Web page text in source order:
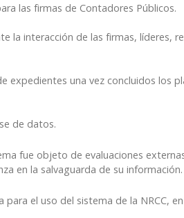
las firmas de Contadores Públicos.
la interacción de las firmas, líderes,
expedientes una vez concluidos los
de datos.
fue objeto de evaluaciones
en la salvaguarda de su información.
el uso del sistema de la NRCC,